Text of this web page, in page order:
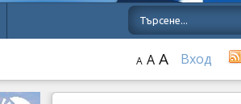
Вход
A A A